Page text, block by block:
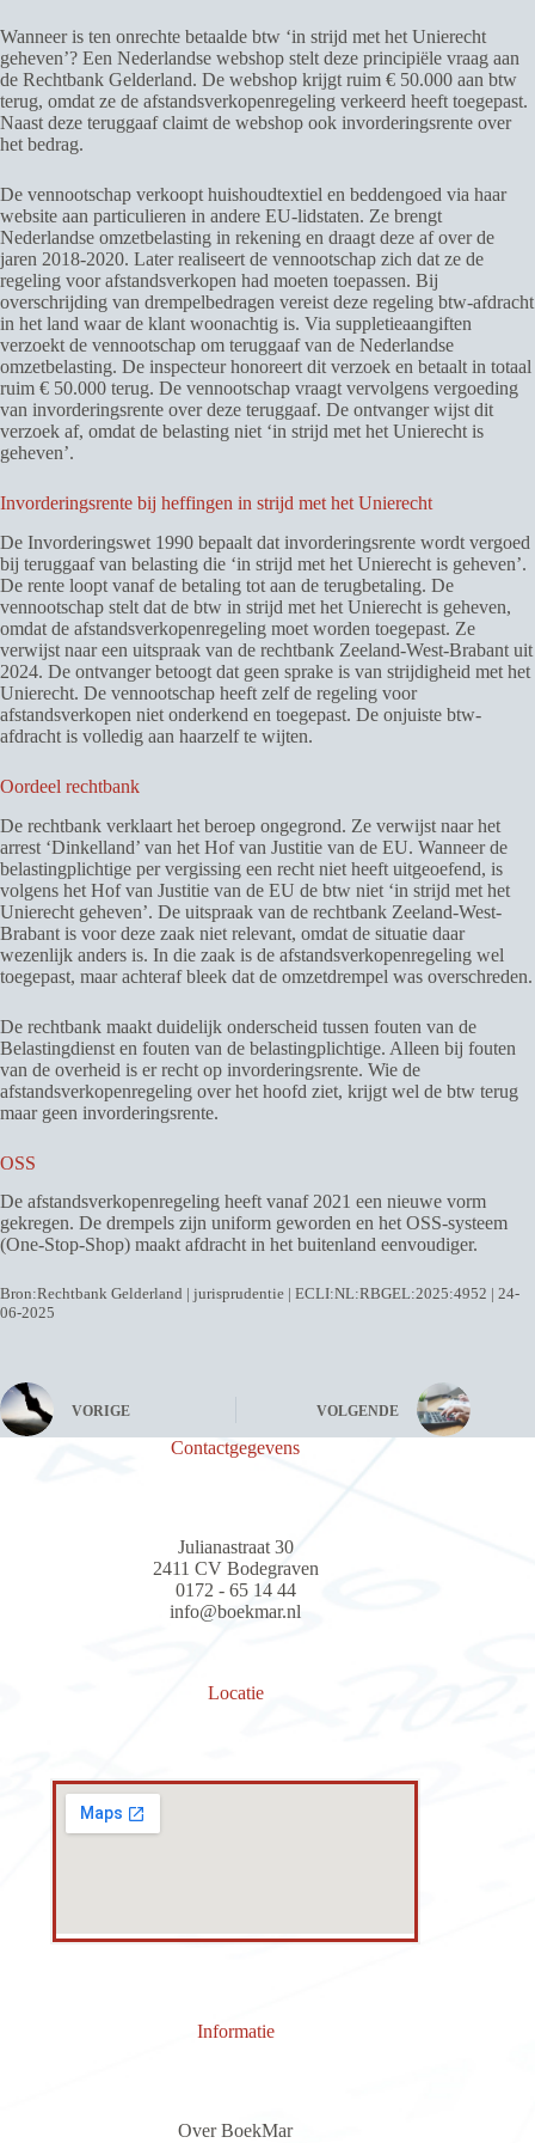
Wanneer is ten onrechte betaalde btw ‘in strijd met het Unierecht
geheven’? Een Nederlandse webshop stelt deze principiële vraag aan
de Rechtbank Gelderland. De webshop krijgt ruim € 50.000 aan btw
terug, omdat ze de afstandsverkopenregeling verkeerd heeft toegepast.
Naast deze teruggaaf claimt de webshop ook invorderingsrente over
het bedrag.
De vennootschap verkoopt huishoudtextiel en beddengoed via haar
website aan particulieren in andere EU-lidstaten. Ze brengt
Nederlandse omzetbelasting in rekening en draagt deze af over de
jaren 2018-2020. Later realiseert de vennootschap zich dat ze de
regeling voor afstandsverkopen had moeten toepassen. Bij
overschrijding van drempelbedragen vereist deze regeling btw-afdracht
in het land waar de klant woonachtig is. Via suppletieaangiften
verzoekt de vennootschap om teruggaaf van de Nederlandse
omzetbelasting. De inspecteur honoreert dit verzoek en betaalt in totaal
ruim € 50.000 terug. De vennootschap vraagt vervolgens vergoeding
van invorderingsrente over deze teruggaaf. De ontvanger wijst dit
verzoek af, omdat de belasting niet ‘in strijd met het Unierecht is
geheven’.
Invorderingsrente bij heffingen in strijd met het Unierecht
De Invorderingswet 1990 bepaalt dat invorderingsrente wordt vergoed
bij teruggaaf van belasting die ‘in strijd met het Unierecht is geheven’.
De rente loopt vanaf de betaling tot aan de terugbetaling. De
vennootschap stelt dat de btw in strijd met het Unierecht is geheven,
omdat de afstandsverkopenregeling moet worden toegepast. Ze
verwijst naar een uitspraak van de rechtbank Zeeland-West-Brabant uit
2024. De ontvanger betoogt dat geen sprake is van strijdigheid met het
Unierecht. De vennootschap heeft zelf de regeling voor
afstandsverkopen niet onderkend en toegepast. De onjuiste btw-
afdracht is volledig aan haarzelf te wijten.
Oordeel rechtbank
De rechtbank verklaart het beroep ongegrond. Ze verwijst naar het
arrest ‘Dinkelland’ van het Hof van Justitie van de EU. Wanneer de
belastingplichtige per vergissing een recht niet heeft uitgeoefend, is
volgens het Hof van Justitie van de EU de btw niet ‘in strijd met het
Unierecht geheven’. De uitspraak van de rechtbank Zeeland-West-
Brabant is voor deze zaak niet relevant, omdat de situatie daar
wezenlijk anders is. In die zaak is de afstandsverkopenregeling wel
toegepast, maar achteraf bleek dat de omzetdrempel was overschreden.
De rechtbank maakt duidelijk onderscheid tussen fouten van de
Belastingdienst en fouten van de belastingplichtige. Alleen bij fouten
van de overheid is er recht op invorderingsrente. Wie de
afstandsverkopenregeling over het hoofd ziet, krijgt wel de btw terug
maar geen invorderingsrente.
OSS
De afstandsverkopenregeling heeft vanaf 2021 een nieuwe vorm
gekregen. De drempels zijn uniform geworden en het OSS-systeem
(One-Stop-Shop) maakt afdracht in het buitenland eenvoudiger.
Bron:Rechtbank Gelderland | jurisprudentie | ECLI:NL:RBGEL:2025:4952 | 24-
06-2025
VORIGE VOLGENDE
Contactgegevens
Julianastraat 30
2411 CV Bodegraven
0172 - 65 14 44
info@boekmar.nl
Locatie
Informatie
Over BoekMar